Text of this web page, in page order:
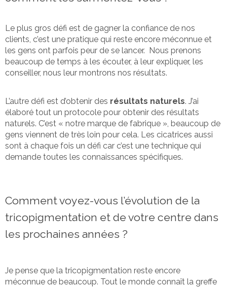
Le plus gros défi est de gagner la confiance de nos
clients, c’est une pratique qui reste encore méconnue et
les gens ont parfois peur de se lancer. Nous prenons
beaucoup de temps à les écouter, à leur expliquer, les
conseiller, nous leur montrons nos résultats.
L’autre défi est d’obtenir des résultats naturels. J’ai
élaboré tout un protocole pour obtenir des résultats
naturels. C’est « notre marque de fabrique », beaucoup de
gens viennent de très loin pour cela. Les cicatrices aussi
sont à chaque fois un défi car c’est une technique qui
demande toutes les connaissances spécifiques.
Comment voyez-vous l’évolution de la
tricopigmentation et de votre centre dans
les prochaines années ?
Je pense que la tricopigmentation reste encore
méconnue de beaucoup. Tout le monde connaît la greffe